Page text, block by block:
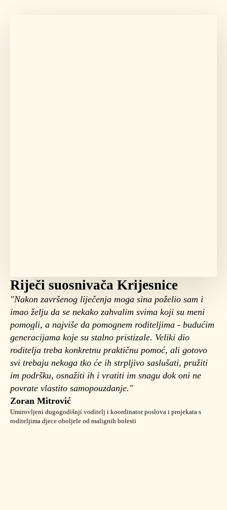
Riječi suosnivača Krijesnice
"Nakon završenog liječenja moga sina poželio sam i
imao želju da se nekako zahvalim svima koji su meni
pomogli, a najviše da pomognem roditeljima - budućim
generacijama koje su stalno pristizale. Veliki dio
roditelja treba konkretnu praktičnu pomoć, ali gotovo
svi trebaju nekoga tko će ih strpljivo saslušati, pružiti
im podršku, osnažiti ih i vratiti im snagu dok oni ne
povrate vlastito samopouzdanje."
Zoran Mitrović
Umirovljeni dugogodišnji voditelj i koordinator poslova i projekata s
roditeljima djece oboljele od malignih bolesti